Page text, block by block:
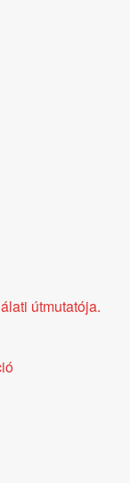
útmutatója.